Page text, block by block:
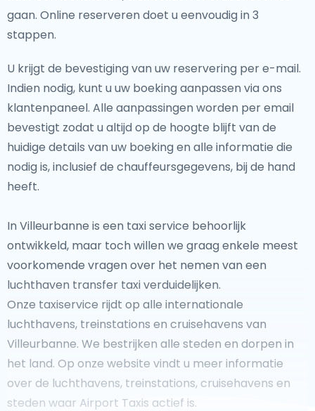
gaan. Online reserveren doet u eenvoudig in 3
stappen.
U krijgt de bevestiging van uw reservering per e-mail.
Indien nodig, kunt u uw boeking aanpassen via ons
klantenpaneel. Alle aanpassingen worden per email
bevestigt zodat u altijd op de hoogte blijft van de
huidige details van uw boeking en alle informatie die
nodig is, inclusief de chauffeursgegevens, bij de hand
heeft.
In Villeurbanne is een taxi service behoorlijk
ontwikkeld, maar toch willen we graag enkele meest
voorkomende vragen over het nemen van een
luchthaven transfer taxi verduidelijken.
Onze taxiservice rijdt op alle internationale
luchthavens, treinstations en cruisehavens van
Villeurbanne. We bestrijken alle steden en dorpen in
het land. Op onze website vindt u meer informatie
over de luchthavens, treinstations, cruisehavens en
steden waar Airport Taxis actief is.